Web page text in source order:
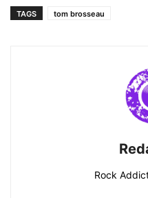
TAGS tom brosseau
Rock